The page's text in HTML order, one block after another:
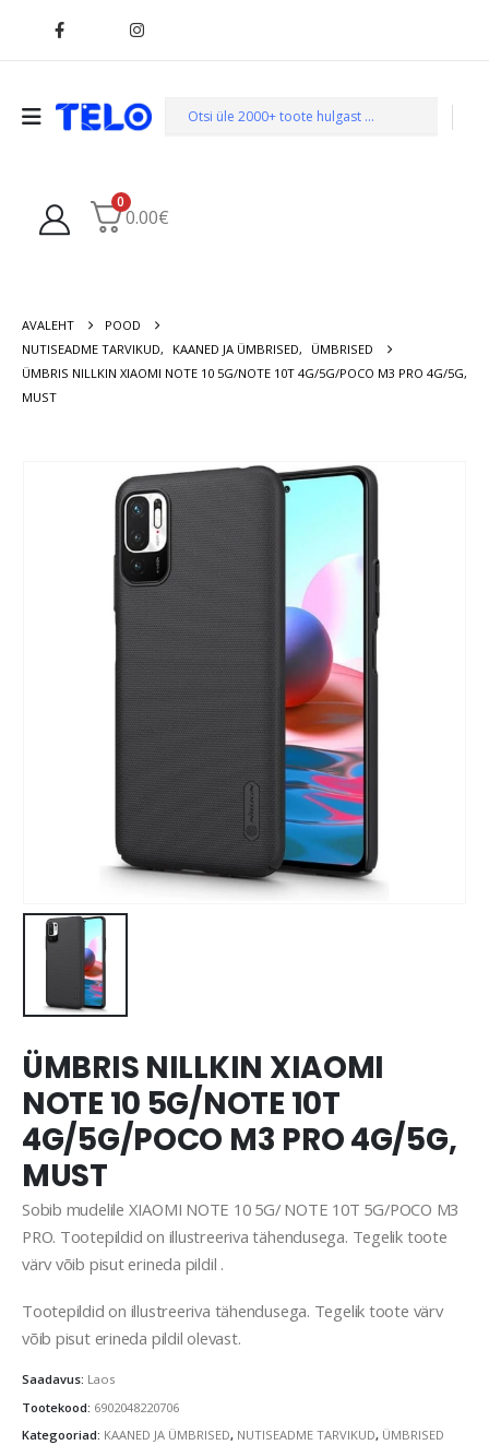
0
0.00€
AVALEHT
POOD
NUTISEADME TARVIKUD, KAANED JA ÜMBRISED,
ÜMBRISED
ÜMBRIS NILLKIN XIAOMI NOTE 10 5G/NOTE 10T 4G/5G/POCO M3 PRO 4G/5G,
MUST
ÜMBRIS NILLKIN XIAOMI
NOTE 10 5G/NOTE 10T
4G/5G/POCO M3 PRO 4G/5G,
MUST
Sobib mudelile XIAOMI NOTE 10 5G/ NOTE 10T 5G/POCO M3
PRO. Tootepildid on illustreeriva tähendusega. Tegelik toote
värv võib pisut erineda pildil .
Tootepildid on illustreeriva tähendusega. Tegelik toote värv
võib pisut erineda pildil olevast.
Saadavus: Laos
Tootekood: 6902048220706
Kategooriad: KAANED JA ÜMBRISED, NUTISEADME TARVIKUD, ÜMBRISED